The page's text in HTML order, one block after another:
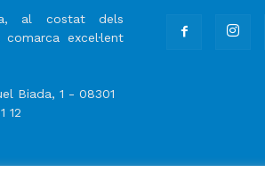
al costat dels
excel·lent
Biada, 1 - 08301
12